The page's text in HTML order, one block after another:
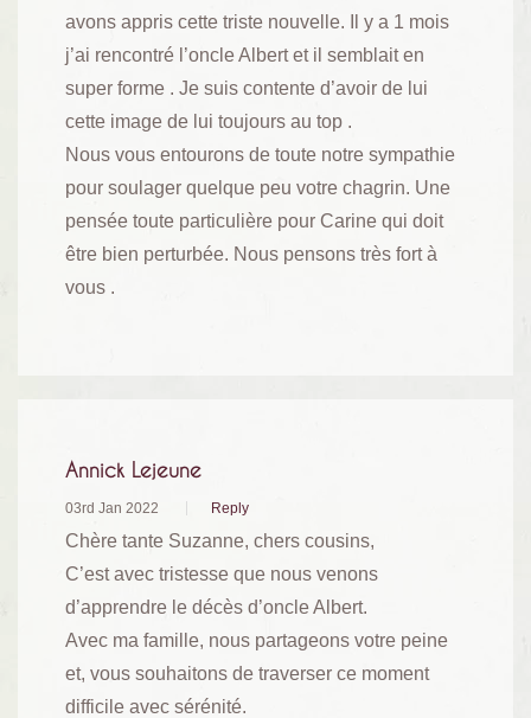
avons appris cette triste nouvelle. Il y a 1 mois
j’ai rencontré l’oncle Albert et il semblait en
super forme . Je suis contente d’avoir de lui
cette image de lui toujours au top .
Nous vous entourons de toute notre sympathie
pour soulager quelque peu votre chagrin. Une
pensée toute particulière pour Carine qui doit
être bien perturbée. Nous pensons très fort à
vous .
Annick Lejeune
03rd Jan 2022 Reply
Chère tante Suzanne, chers cousins,
C’est avec tristesse que nous venons
d’apprendre le décès d’oncle Albert.
Avec ma famille, nous partageons votre peine
et, vous souhaitons de traverser ce moment
difficile avec sérénité.